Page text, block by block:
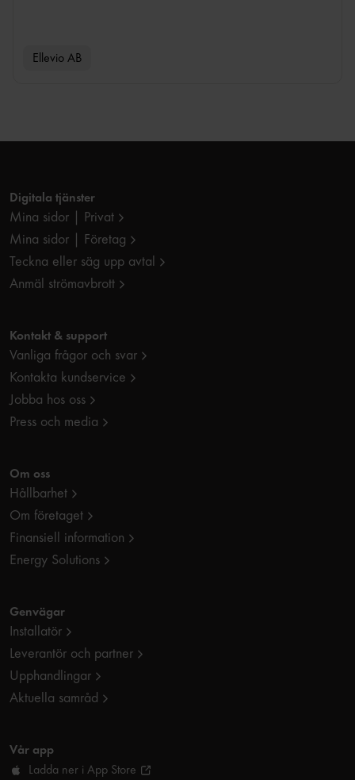
Ellevio AB
Digitala tjänster
Mina sidor | Privat
Mina sidor | Företag
Teckna eller säg upp avtal
Anmäl strömavbrott
Kontakt & support
Vanliga frågor och svar
Kontakta kundservice
Jobba hos oss
Press och media
Om oss
Hållbarhet
Om företaget
Finansiell information
Energy Solutions
Genvägar
Installatör
Leverantör och partner
Upphandlingar
Aktuella samråd
Vår app
Ladda ner i App Store